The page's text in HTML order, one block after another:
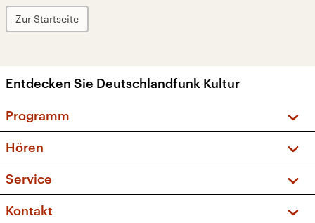
Zur Startseite
Entdecken Sie Deutschlandfunk Kultur
Programm
Sendungen und Podcasts
Musikliste
Kakadu – Das Kinderprogramm
Hören
Frequenzen (UKW + DAB+)
Service
FAQ
Kontakt